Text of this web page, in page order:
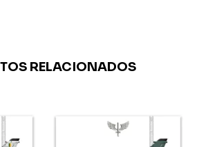
RELACIONADOS